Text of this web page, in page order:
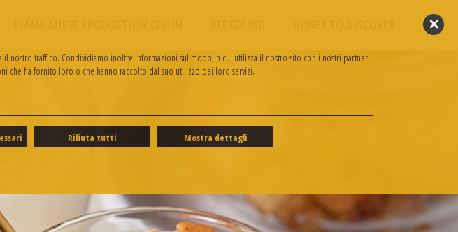
✕
nostro traffico. Condividiamo inoltre informazioni sul modo in cui utilizza il nostro sito con i nostri partner
che ha fornito loro o che hanno raccolto dal suo utilizzo dei loro servizi.
Rifiuta tutti Mostra dettagli